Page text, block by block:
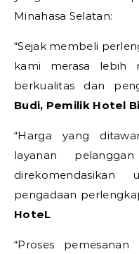
Minahasa Selatan:
“Sejak membeli
kami merasa lebih
berkualitas dan
Budi, Pemilik Hotel
“Harga yang
layanan
pengadaan
HoteL
“Proses